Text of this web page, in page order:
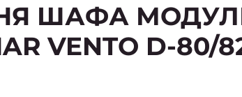
ШАФА
VENTO D-80/